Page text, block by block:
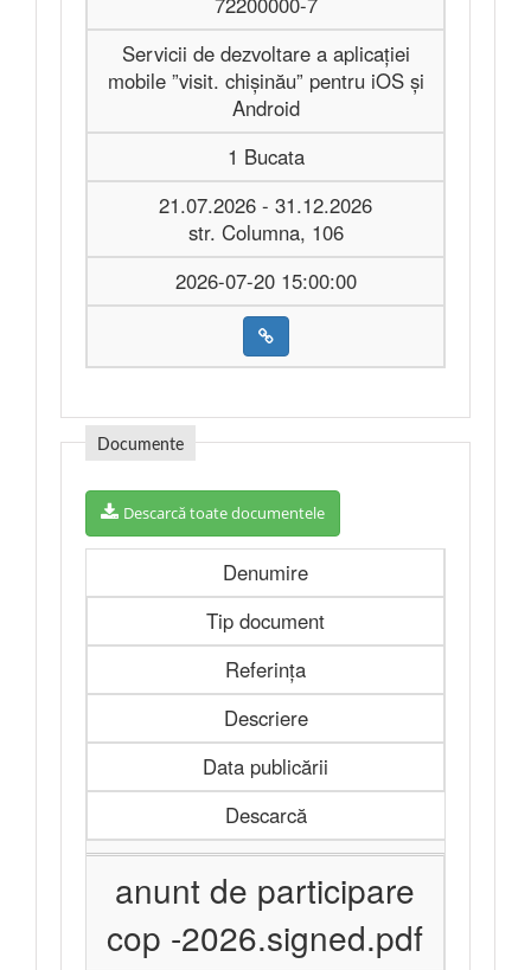
Servicii de dezvoltare a aplicației
mobile ”visit. chișinău” pentru iOS și
Android
1 Bucata
21.07.2026 - 31.12.2026
str. Columna, 106
2026-07-20 15:00:00
Documente
Descarcă toate documentele
Denumire
Tip document
Referința
Descriere
Data publicării
Descarcă
anunt de participare
cop -2026.signed.pdf